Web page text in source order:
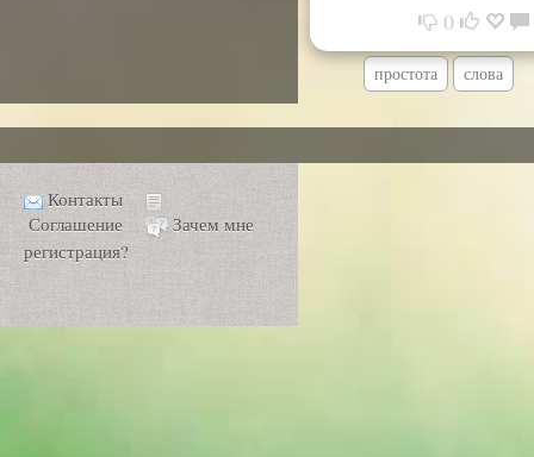
0
простота слова
Контакты
Соглашение
Зачем мне
регистрация?